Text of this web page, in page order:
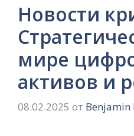
Новости
мире
активов и
08.02.2025 от Benjamin